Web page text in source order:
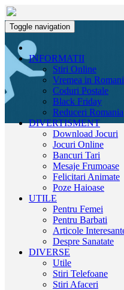
Toggle navigation
INFORMATII
Stiri Online
Vremea in
Coduri Postale
Black Friday
Reduceri Romania
DIVERTISMENT
Download Jocuri
Jocuri Online
Bancuri Tari
Mesaje Frumoase
Felicitari Animate
Poze Haioase
UTILE
Pentru Femei
Pentru Barbati
Articole
Despre Sanatate
DIVERSE
Utile
Stiri Telefoane
Stiri Afaceri